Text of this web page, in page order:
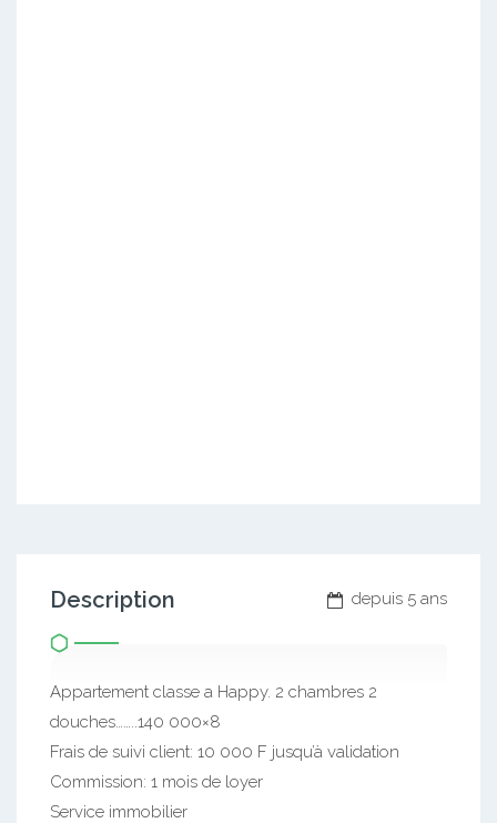
depuis 5 ans
Description
Appartement classe a Happy. 2 chambres 2
douches……..140 000×8
Frais de suivi client: 10 000 F jusqu’à validation
Commission: 1 mois de loyer
Service immobilier